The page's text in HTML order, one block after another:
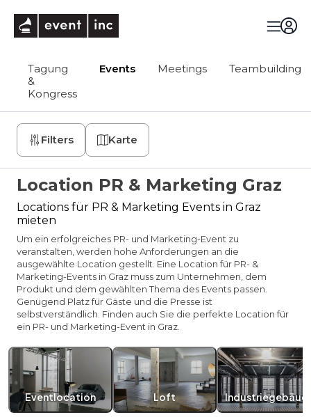
Tagung
&
Kongress
Events Meetings Teambuilding
Filters Karte
Location PR & Marketing Graz
Locations für PR & Marketing Events in Graz
mieten
Um ein erfolgreiches PR- und Marketing-Event zu
veranstalten, werden hohe Anforderungen an die
ausgewählte Location gestellt. Eine Location für PR- &
Marketing-Events in Graz muss zum Unternehmen, dem
Produkt und dem gewählten Thema des Events passen.
Genügend Platz für Gäste und die Presse ist
selbstverständlich. Finden auch Sie die perfekte Location für
ein PR- und Marketing-Event in Graz.
Eventlocation Loft